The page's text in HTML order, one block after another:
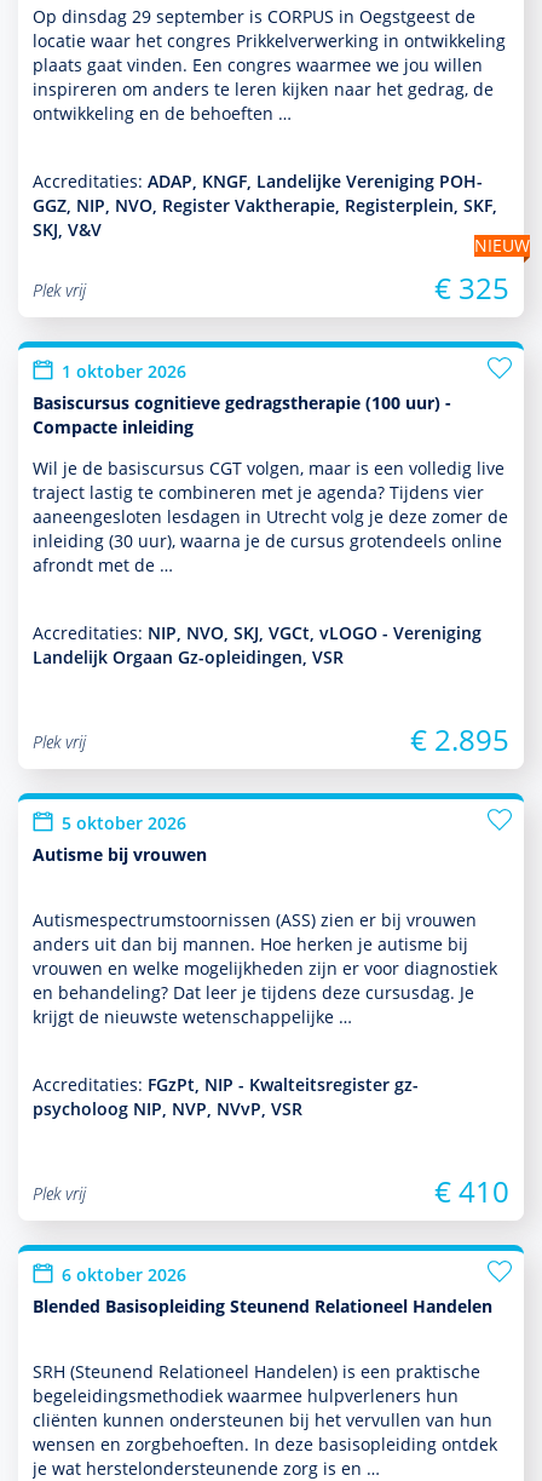
Op dins­dag 29 september is CORPUS in Oegstgeest de
locatie waar het congres Prikkelverwerking in ont­wikke­ling
plaats gaat vinden. Een congres waarmee we jou willen
inspireren om anders te leren kijken naar het gedrag, de
ont­wikke­ling en de behoeften …
Accreditaties: ADAP, KNGF, Landelijke Vereniging POH-
GGZ, NIP, NVO, Register Vaktherapie, Registerplein, SKF,
SKJ, V&V
NIEUW
Plek vrij
€ 325
1 oktober 2026
Basiscursus cognitieve gedragstherapie (100 uur) -
Compacte inleiding
Wil je de basis­cursus CGT volgen, maar is een volledig live
traject lastig te combineren met je agenda? Tijdens vier
aaneengesloten lesdagen in Utrecht volg je deze zomer de
inleiding (30 uur), waarna je de cursus grotendeels online
afrondt met de …
Accreditaties: NIP, NVO, SKJ, VGCt, vLOGO - Vereniging
Landelijk Orgaan Gz-opleidingen, VSR
Plek vrij € 2.895
5 oktober 2026
Autisme bij vrouwen
Autismespectrumstoor­nissen (ASS) zien er bij vrouwen
anders uit dan bij mannen. Hoe herken je autisme bij
vrouwen en welke moge­lijk­heden zijn er voor diag­nos­tiek
en behan­del­ing? Dat leer je tijdens deze cursusdag. Je
krijgt de nieuwste weten­schappe­lijke …
Accreditaties: FGzPt, NIP - Kwalteitsregister gz-
psycholoog NIP, NVP, NVvP, VSR
Plek vrij € 410
6 oktober 2026
Blended Basisopleiding Steunend Relationeel Handelen
SRH (Steunend Relationeel Han­delen) is een prak­tische
bege­lei­dingsmetho­diek waarmee hulp­ver­le­ners hun
cliënten kunnen onder­steunen bij het vervullen van hun
wensen en zorg­behoef­ten. In deze basis­opleiding ontdek
je wat herstelonder­steunende zorg is en …